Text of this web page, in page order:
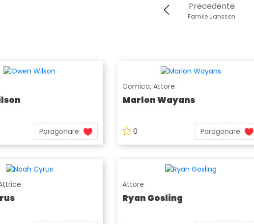
Precedente
Famke Janssen
Paragonare
Comico, Attore
Marlon Wayans
0 Paragonare
Attore
Ryan Gosling